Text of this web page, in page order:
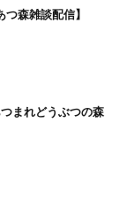
森雑談配信】
まれどうぶつの森